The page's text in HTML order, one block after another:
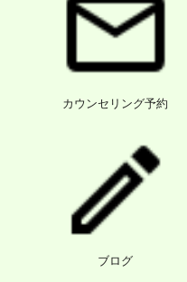
カウンセリング予約
ブログ